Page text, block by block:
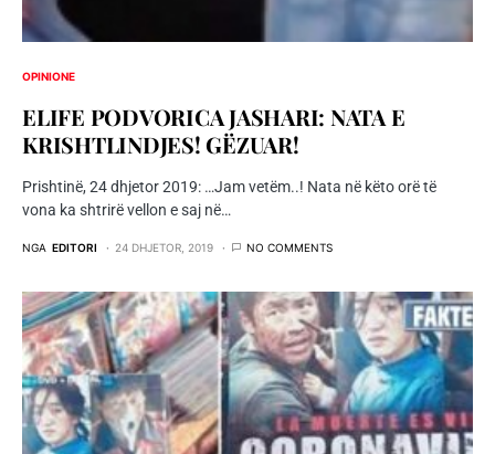
OPINIONE
ELIFE PODVORICA JASHARI: NATA E
KRISHTLINDJES! GËZUAR!
Prishtinë, 24 dhjetor 2019: …Jam vetëm..! Nata në këto orë të
vona ka shtrirë vellon e saj në…
NGA EDITORI 24 DHJETOR, 2019 NO COMMENTS